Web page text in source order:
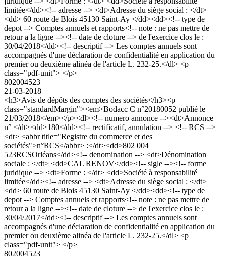
limitée</dd><!-- adresse --> <dt>Adresse du siège social : </dt>
<dd> 60 route de Blois 45130 Saint-Ay </dd><dd><!-- type de
depot --> Comptes annuels et rapports<!-- note : ne pas mettre de
retour a la ligne --><!-- date de cloture --> de l'exercice clos le :
30/04/2018</dd><!-- descriptif --> Les comptes annuels sont
accompagnés d'une déclaration de confidentialité en application du
premier ou deuxième alinéa de l'article L. 232-25.</dl> <p
class="pdf-unit"> </p>
802004523
21-03-2018
<h3>Avis de dépôts des comptes des sociétés</h3><p
class="standardMargin"><em>Bodacc C n°20180052 publié le
21/03/2018</em></p><dl><!-- numero annonce --><dt>Annonce
n° </dt><dd>180</dd><!-- rectificatif, annulation --> <!-- RCS -->
<dt> <abbr title="Registre du commerce et des
sociétés">n°RCS</abbr> :</dt><dd>802 004
523RCSOrléans</dd><!-- denomination --> <dt>Dénomination
sociale : </dt> <dd>CAL RENOV</dd><!-- sigle --><!-- forme
juridique --> <dt>Forme : </dt> <dd>Société à responsabilité
limitée</dd><!-- adresse --> <dt>Adresse du siège social : </dt>
<dd> 60 route de Blois 45130 Saint-Ay </dd><dd><!-- type de
depot --> Comptes annuels et rapports<!-- note : ne pas mettre de
retour a la ligne --><!-- date de cloture --> de l'exercice clos le :
30/04/2017</dd><!-- descriptif --> Les comptes annuels sont
accompagnés d'une déclaration de confidentialité en application du
premier ou deuxième alinéa de l'article L. 232-25.</dl> <p
class="pdf-unit"> </p>
802004523